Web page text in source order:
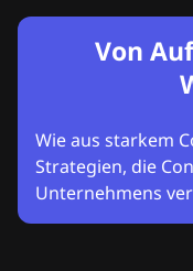
Von
Wie aus starkem
Strategien, die
Unternehmens